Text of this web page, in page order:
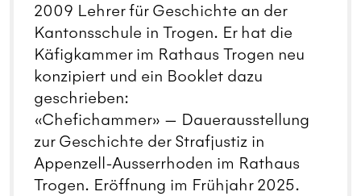
2009 Lehrer für Geschichte an der
Kantonsschule in Trogen. Er hat die
Käfigkammer im Rathaus Trogen neu
konzipiert und ein Booklet dazu
geschrieben:
«Chefichammer» — Dauerausstellung
zur Geschichte der Strafjustiz in
Appenzell-Ausserrhoden im Rathaus
Trogen. Eröffnung im Frühjahr 2025.